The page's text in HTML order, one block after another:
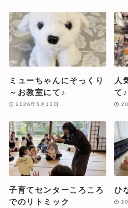
ミューちゃんにそっくり
～お教室にて♪
2026年5月13日
人
て♪
子育てセンターころころ
でのリトミック
ひ